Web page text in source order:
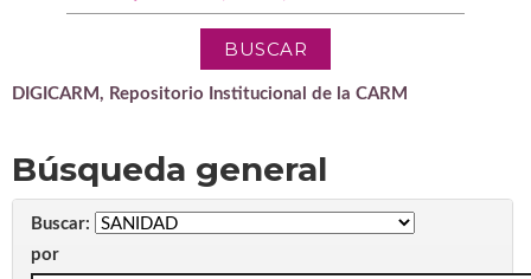
DIGICARM, Repositorio Institucional de la CARM
Búsqueda general
Buscar:
por